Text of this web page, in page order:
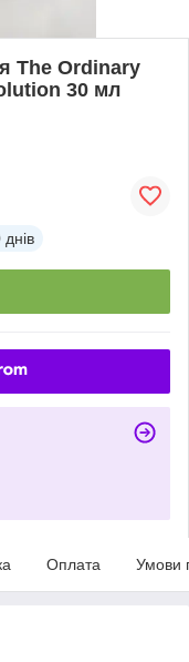
The Ordinary
30 мл
днів
Оплата Умови